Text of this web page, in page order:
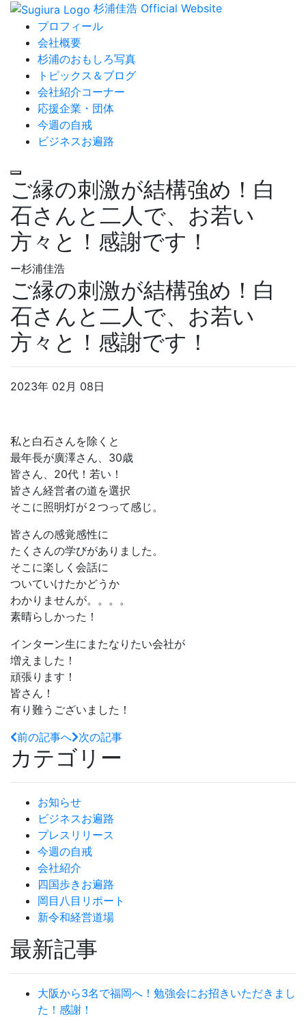
杉浦佳浩 Official Website
プロフィール
会社概要
杉浦のおもしろ写真
トピックス＆ブログ
会社紹介コーナー
応援企業・団体
今週の自戒
ビジネスお遍路
ご縁の刺激が結構強め！白
石さんと二人で、お若い
方々と！感謝です！
ー杉浦佳浩
ご縁の刺激が結構強め！白
石さんと二人で、お若い
方々と！感謝です！
2023年 02月 08日
私と白石さんを除くと
最年長が廣澤さん、30歳
皆さん、20代！若い！
皆さん経営者の道を選択
そこに照明灯が２つって感じ。
皆さんの感覚感性に
たくさんの学びがありました。
そこに楽しく会話に
ついていけたかどうか
わかりませんが。。。。
素晴らしかった！
インターン生にまたなりたい会社が
増えました！
頑張ります！
皆さん！
有り難うございました！
前の記事へ 次の記事
カテゴリー
お知らせ
ビジネスお遍路
プレスリリース
今週の自戒
会社紹介
四国歩きお遍路
岡目八目リポート
新令和経営道場
最新記事
大阪から3名で福岡へ！勉強会にお招きいただきまし
た！感謝！